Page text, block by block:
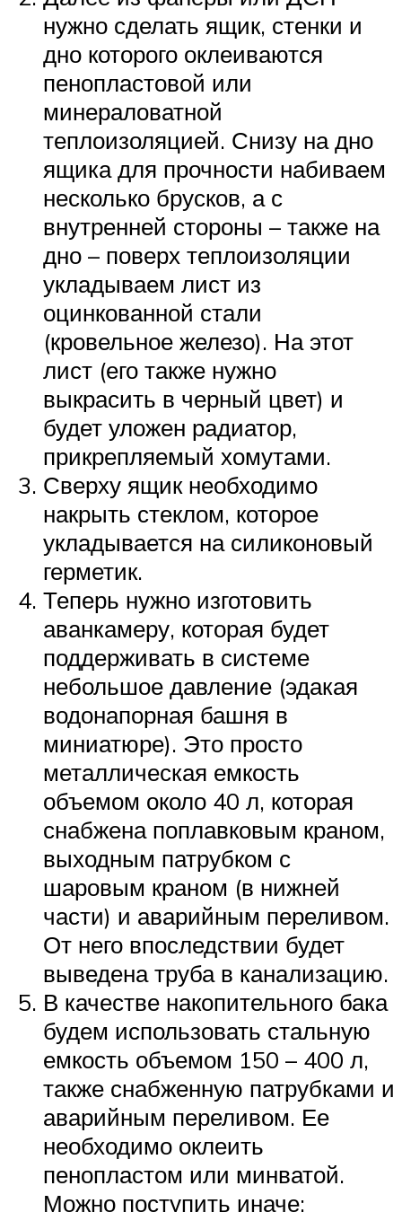
нужно сделать ящик, стенки и
дно которого оклеиваются
пенопластовой или
минераловатной
теплоизоляцией. Снизу на дно
ящика для прочности набиваем
несколько брусков, а с
внутренней стороны – также на
дно – поверх теплоизоляции
укладываем лист из
оцинкованной стали
(кровельное железо). На этот
лист (его также нужно
выкрасить в черный цвет) и
будет уложен радиатор,
прикрепляемый хомутами.
Сверху ящик необходимо
накрыть стеклом, которое
укладывается на силиконовый
герметик.
Теперь нужно изготовить
аванкамеру, которая будет
поддерживать в системе
небольшое давление (эдакая
водонапорная башня в
миниатюре). Это просто
металлическая емкость
объемом около 40 л, которая
снабжена поплавковым краном,
выходным патрубком с
шаровым краном (в нижней
части) и аварийным переливом.
От него впоследствии будет
выведена труба в канализацию.
В качестве накопительного бака
будем использовать стальную
емкость объемом 150 – 400 л,
также снабженную патрубками и
аварийным переливом. Ее
необходимо оклеить
пенопластом или минватой.
Можно поступить иначе: